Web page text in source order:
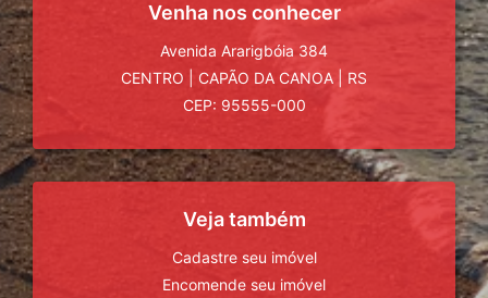
Venha nos conhecer
Avenida Ararigbóia 384
CENTRO
CAPÃO DA CANOA
RS
CEP: 95555-000
Veja também
Cadastre seu imóvel
Encomende seu imóvel